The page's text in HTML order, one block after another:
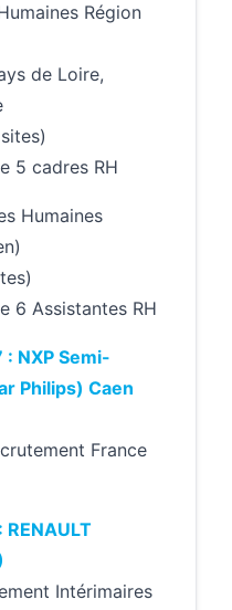
Région
de Loire,
5 cadres RH
Humaines
6 Assistantes RH
NXP Semi-
Philips) Caen
France
Intérimaires